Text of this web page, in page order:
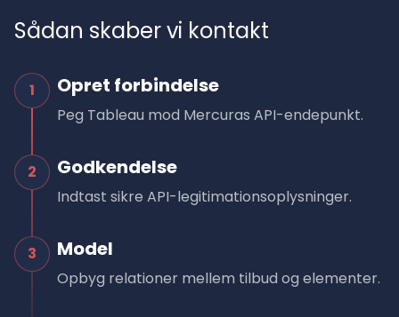
Sådan skaber vi kontakt
1 Opret forbindelse
Peg Tableau mod Mercuras API-endepunkt.
2 Godkendelse
Indtast sikre API-legitimationsoplysninger.
3 Model
Opbyg relationer mellem tilbud og elementer.